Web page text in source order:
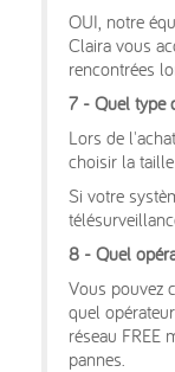
OUI, notre
Claira vous
rencontrées
7 - Quel type
Lors de
choisir la
Si votre
8 - Quel
Vous pouvez
quel
réseau FREE
pannes.